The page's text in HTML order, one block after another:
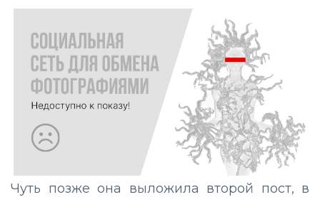
Чуть позже она выложила второй пост, в